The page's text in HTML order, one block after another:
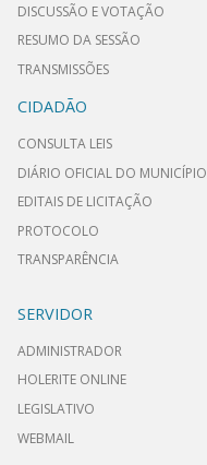
DISCUSSÃO E VOTAÇÃO
RESUMO DA SESSÃO
TRANSMISSÕES
CIDADÃO
CONSULTA LEIS
DIÁRIO OFICIAL DO MUNICÍPIO
EDITAIS DE LICITAÇÃO
PROTOCOLO
TRANSPARÊNCIA
SERVIDOR
ADMINISTRADOR
HOLERITE ONLINE
LEGISLATIVO
WEBMAIL